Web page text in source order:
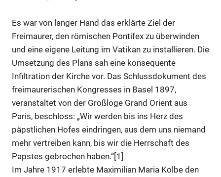
Es war von langer Hand das erklärte Ziel der
Freimaurer, den römischen Pontifex zu überwinden
und eine eigene Leitung im Vatikan zu installieren. Die
Umsetzung des Plans sah eine konsequente
Infiltration der Kirche vor. Das Schlussdokument des
freimaurerischen Kongresses in Basel 1897,
veranstaltet von der Großloge Grand Orient aus
Paris, beschloss: „Wir werden bis ins Herz des
päpstlichen Hofes eindringen, aus dem uns niemand
mehr vertreiben kann, bis wir die Herrschaft des
Papstes gebrochen haben.“[1]
Im Jahre 1917 erlebte Maximilian Maria Kolbe den